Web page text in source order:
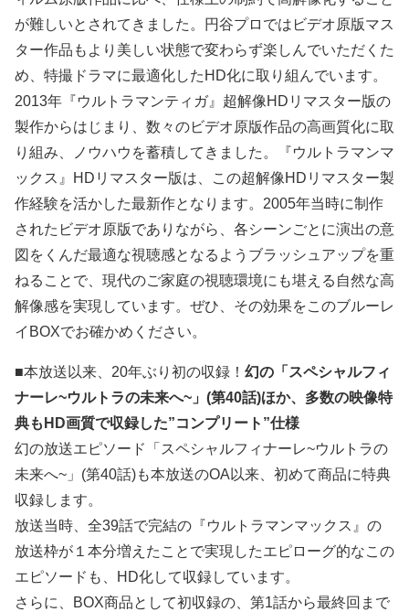
が難しいとされてきました。円谷プロではビデオ原版マス
ター作品もより美しい状態で変わらず楽しんでいただくた
め、特撮ドラマに最適化したHD化に取り組んでいます。
2013年『ウルトラマンティガ』超解像HDリマスター版の
製作からはじまり、数々のビデオ原版作品の高画質化に取
り組み、ノウハウを蓄積してきました。『ウルトラマンマ
ックス』HDリマスター版は、この超解像HDリマスター製
作経験を活かした最新作となります。2005年当時に制作
されたビデオ原版でありながら、各シーンごとに演出の意
図をくんだ最適な視聴感となるようブラッシュアップを重
ねることで、現代のご家庭の視聴環境にも堪える自然な高
解像感を実現しています。ぜひ、その効果をこのブルーレ
イBOXでお確かめください。
■本放送以来、20年ぶり初の収録！ 幻の「スペシャルフィ
ナーレ~ウルトラの未来へ~」(第40話)ほか、多数の映像特
典もHD画質で収録した”コンプリート”仕様
幻の放送エピソード「スペシャルフィナーレ~ウルトラの
未来へ~」(第40話)も本放送のOA以来、初めて商品に特典
収録します。
放送当時、全39話で完結の『ウルトラマンマックス』の
放送枠が１本分増えたことで実現したエピローグ的なこの
エピソードも、HD化して収録しています。
さらに、BOX商品として初収録の、第1話から最終回まで